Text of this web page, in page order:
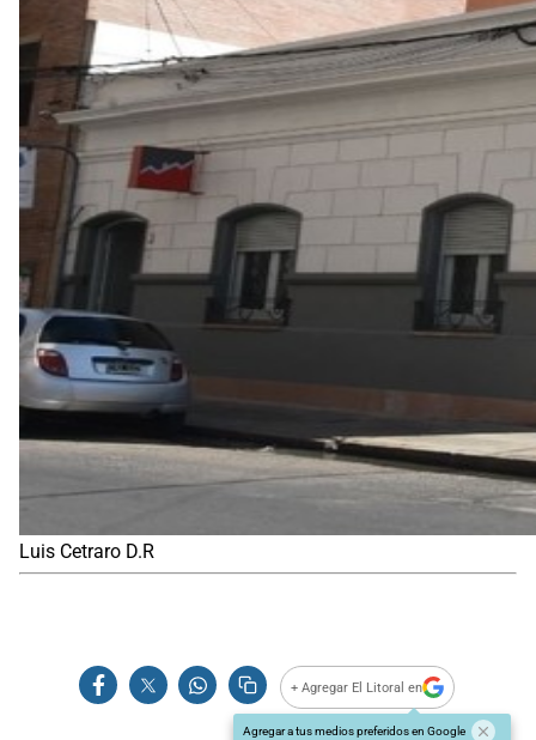
Luis Cetraro D.R
+ Agregar El Litoral en
Agregar a tus medios preferidos en Google